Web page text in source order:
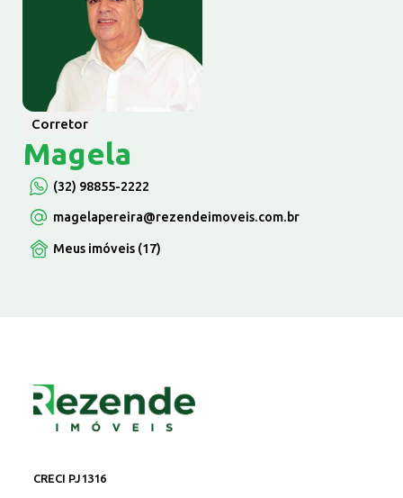
Corretor
Magela
(32) 98855-2222
magelapereira@rezendeimoveis.com.br
Meus imóveis (17)
CRECI PJ1316